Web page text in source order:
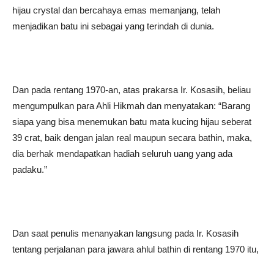
hijau crystal dan bercahaya emas memanjang, telah
menjadikan batu ini sebagai yang terindah di dunia.
Dan pada rentang 1970-an, atas prakarsa Ir. Kosasih, beliau
mengumpulkan para Ahli Hikmah dan menyatakan: “Barang
siapa yang bisa menemukan batu mata kucing hijau seberat
39 crat, baik dengan jalan real maupun secara bathin, maka,
dia berhak mendapatkan hadiah seluruh uang yang ada
padaku.”
Dan saat penulis menanyakan langsung pada Ir. Kosasih
tentang perjalanan para jawara ahlul bathin di rentang 1970 itu,